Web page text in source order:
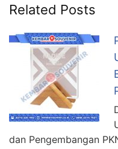
Related Posts
dan Pengembangan